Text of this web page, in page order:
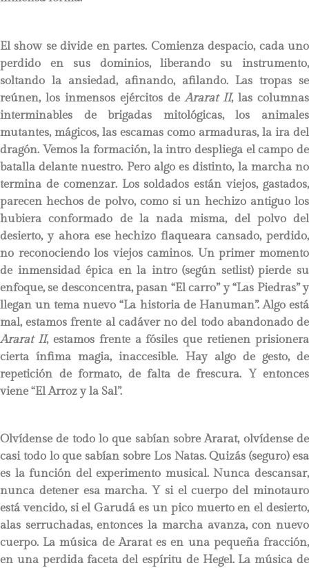
El show se divide en partes. Comienza despacio, cada uno
perdido en sus dominios, liberando su instrumento,
soltando la ansiedad, afinando, afilando. Las tropas se
reúnen, los inmensos ejércitos deArarat II, las columnas
interminables de brigadas mitológicas, los animales
mutantes, mágicos, las escamas como armaduras, la ira del
dragón. Vemos la formación, la intro despliega el campo de
batalla delante nuestro. Pero algo es distinto, la marcha no
termina de comenzar. Los soldados están viejos, gastados,
parecen hechos de polvo, como si un hechizo antiguo los
hubiera conformado de la nada misma, del polvo del
desierto, y ahora ese hechizo flaqueara cansado, perdido,
no reconociendo los viejos caminos. Un primer momento
de inmensidad épica en la intro (según setlist) pierde su
enfoque, se desconcentra, pasan “El carro” y “Las Piedras” y
llegan un tema nuevo “La historia de Hanuman”. Algo está
mal, estamos frente al cadáver no del todo abandonado de
Ararat II, estamos frente a fósiles que retienen prisionera
cierta ínfima magia, inaccesible. Hay algo de gesto, de
repetición de formato, de falta de frescura. Y entonces
viene “El Arroz y la Sal”.
Olvídense de todo lo que sabían sobre Ararat, olvídense de
casi todo lo que sabían sobre Los Natas. Quizás (seguro) esa
es la función del experimento musical. Nunca descansar,
nunca detener esa marcha. Y si el cuerpo del minotauro
está vencido, si el Garudá es un pico muerto en el desierto,
alas serruchadas, entonces la marcha avanza, con nuevo
cuerpo. La música de Ararat es en una pequeña fracción,
en una perdida faceta del espíritu de Hegel. La música de